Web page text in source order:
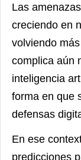
Las
creciendo en
volviendo
complica aún
inteligencia
forma en que
defensas
En ese
predicciones